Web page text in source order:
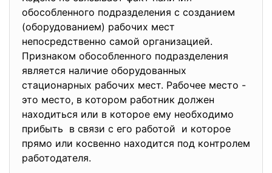
обособленного подразделения с созданием
(оборудованием) рабочих мест
непосредственно самой организацией.
Признаком обособленного подразделения
является наличие оборудованных
стационарных рабочих мест. Рабочее место -
это место, в котором работник должен
находиться или в которое ему необходимо
прибыть в связи с его работой и которое
прямо или косвенно находится под контролем
работодателя.